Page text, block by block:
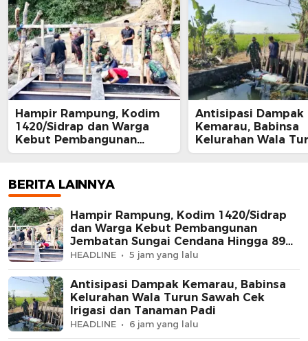
Hampir Rampung, Kodim
1420/Sidrap dan Warga
Kebut Pembangunan
Jembatan Sungai Cendana
Antisipasi Dampak
Kemarau, Babinsa
Kelurahan Wala
Sawah Cek Irigasi
BERITA LAINNYA
Hampir Rampung, Kodim 1420/Sidrap
dan Warga Kebut Pembangunan
Jembatan Sungai Cendana Hingga 89
Persen
HEADLINE 5 jam yang lalu
Antisipasi Dampak Kemarau, Babinsa
Kelurahan Wala Turun Sawah Cek
Irigasi dan Tanaman Padi
HEADLINE 6 jam yang lalu